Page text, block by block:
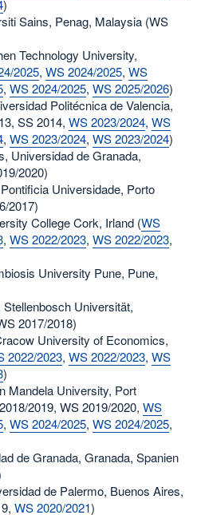
)
Sains, Penag, Malaysia (WS
Technology University,
2025, WS 2024/2025, WS
, WS 2024/2025, WS 2025/2026)
Politécnica de Valencia,
SS 2014, WS 2023/2024, WS
, WS 2023/2024, WS 2023/2024)
Universidad de Granada,
2020)
Universidade, Porto
2017)
College Cork, Irland (WS
, WS 2022/2023, WS 2022/2023,
University Pune, Pune,
Universität,
2017/2018)
University of Economics,
2022/2023, WS 2022/2023, WS
)
Mandela University, Port
2019, WS 2019/2020, WS
, WS 2024/2025, WS 2024/2025,
de Granada, Granada, Spanien
de Palermo, Buenos Aires,
WS 2020/2021)